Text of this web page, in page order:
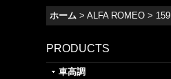
ホーム > ALFA ROMEO > 159
PRODUCTS
車高調